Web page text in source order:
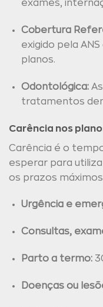
exames,
Cobertura
exigido pela
planos.
Odontológica:
tratamentos
Carência nos
Carência é o
esperar para
os prazos
Urgência e
Consultas,
Parto a termo:
Doenças ou